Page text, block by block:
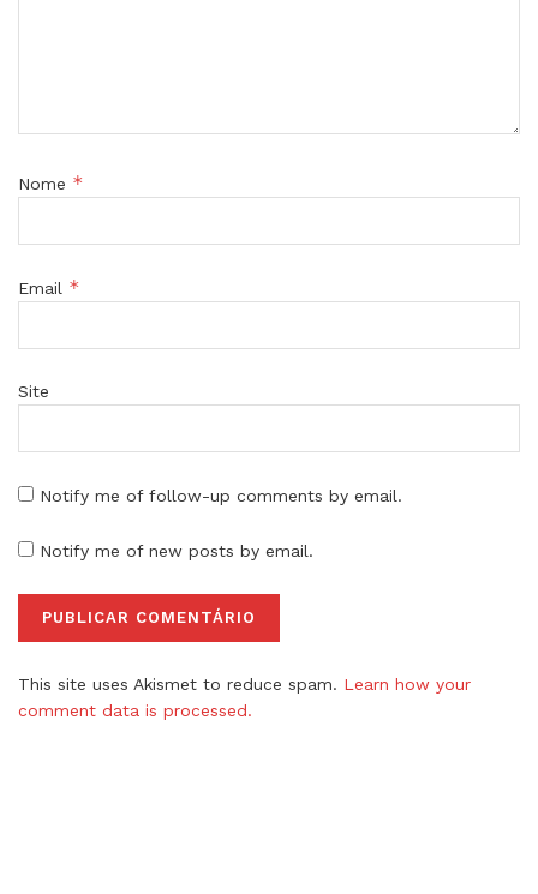
Nome *
Email *
Site
Notify me of follow-up comments by email.
Notify me of new posts by email.
This site uses Akismet to reduce spam. Learn how your
comment data is processed.